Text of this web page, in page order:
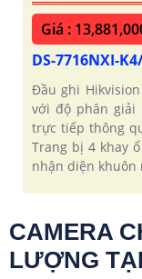
Giá :
DS-7716NXI-
Đầu ghi Hikvision
với độ phân giải
trực tiếp thông
Trang bị 4 khay
nhận diện
CAMERA
LƯỢNG